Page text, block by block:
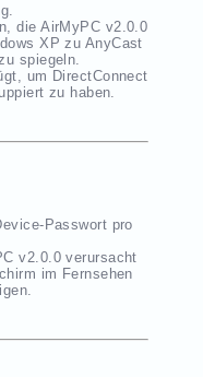
die AirMyPC v2.0.0
XP zu AnyCast
spiegeln.
um DirectConnect
zu haben.
Passwort pro
v2.0.0 verursacht
im Fernsehen